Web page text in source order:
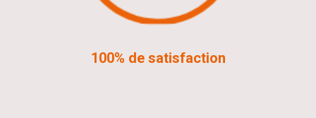
100% de satisfaction